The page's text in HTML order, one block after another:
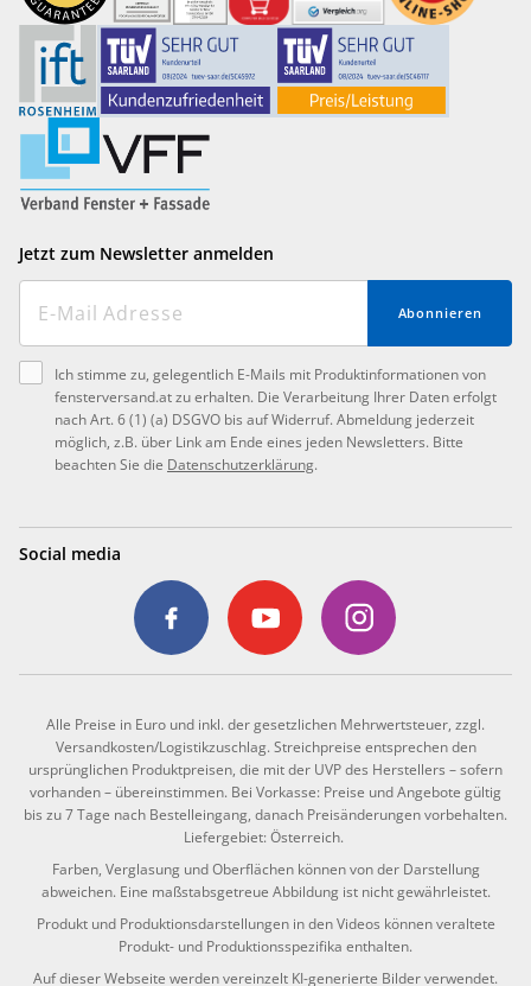
Jetzt zum Newsletter anmelden
Abonnieren
Ich stimme zu, gelegentlich E-Mails mit Produktinformationen von
fensterversand.at zu erhalten. Die Verarbeitung Ihrer Daten erfolgt
nach Art. 6 (1) (a) DSGVO bis auf Widerruf. Abmeldung jederzeit
möglich, z.B. über Link am Ende eines jeden Newsletters. Bitte
beachten Sie die Datenschutzerklärung.
Social media
Alle Preise in Euro und inkl. der gesetzlichen Mehrwertsteuer, zzgl.
Versandkosten/Logistikzuschlag. Streichpreise entsprechen den
ursprünglichen Produktpreisen, die mit der UVP des Herstellers – sofern
vorhanden – übereinstimmen. Bei Vorkasse: Preise und Angebote gültig
bis zu 7 Tage nach Bestelleingang, danach Preisänderungen vorbehalten.
Liefergebiet: Österreich.
Farben, Verglasung und Oberflächen können von der Darstellung
abweichen. Eine maßstabsgetreue Abbildung ist nicht gewährleistet.
Produkt und Produktionsdarstellungen in den Videos können veraltete
Produkt- und Produktionsspezifika enthalten.
Auf dieser Webseite werden vereinzelt KI-generierte Bilder verwendet.